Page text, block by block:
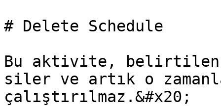
# Delete Schedule
Bu aktivite, belirtilen
siler ve artık o
çalıştırılmaz.&#x20;